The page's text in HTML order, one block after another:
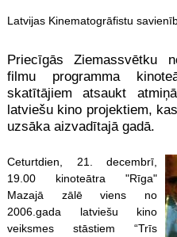
Latvijas Kinematogrāfistu
Priecīgās Ziemassvētku
filmu programma
skatītājiem atsaukt
latviešu kino projektiem,
uzsāka aizvadītajā gadā.
Ceturtdien, 21. decembrī,
19.00 kinoteātra "Rīga"
Mazajā zālē viens no
2006.gada latviešu kino
veiksmes stāstiem “Trīs